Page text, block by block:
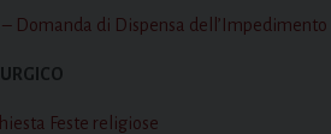
– Domanda di Dispensa dell’Impedimento
Feste religiose